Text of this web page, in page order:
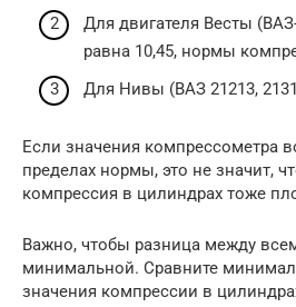
Для двигателя Весты
равна 10,45, нормы
Для Нивы (ВАЗ 21213,
Если значения компрессометра
пределах нормы, это не значит,
компрессия в цилиндрах тоже
Важно, чтобы разница между
минимальной. Сравните
значения компрессии в